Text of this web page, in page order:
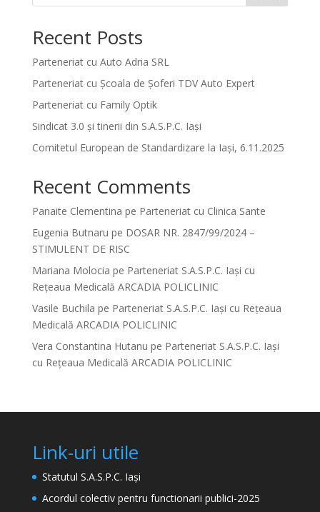
Recent Posts
Parteneriat cu Auto Adria SRL
Parteneriat cu Școala de Șoferi TDV Auto Expert
Parteneriat cu Family Optik
Sindicat 3.0 și tinerii din S.A.S.P.C. Iași
Comitetul European de Standardizare la Iași, 6.11.2025
Recent Comments
Panaite Clementina pe Parteneriat cu Clinica Sante
Eugenia Butnaru pe DOSAR NR. 2847/99/2024 –
STIMULENT DE RISC
Mariana Molocia pe Parteneriat S.A.S.P.C. Iași cu
Rețeaua Medicală ARCADIA POLICLINIC
Vasile Buchila pe Parteneriat S.A.S.P.C. Iași cu Rețeaua
Medicală ARCADIA POLICLINIC
Vera Constantina Hutanu pe Parteneriat S.A.S.P.C. Iași
cu Rețeaua Medicală ARCADIA POLICLINIC
Link-uri utile
Statutul S.A.S.P.C. Iași
Acordul colectiv pentru functionarii publici-2025